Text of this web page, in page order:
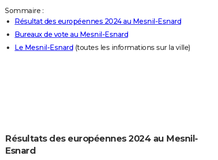
Guides de France
Escapades
Patrimoine
Expositions
Musées
Week-end nature
LIFESTYLE
Art de vivre
Bien-être
Loisirs
Mode
Modes de vie
CARTE DE VOEUX
Carte de Noël
Carte Bonne année
Carte Saint-Valentin
Carte Pâques
Carte d'anniversaire
Sommaire :
Résultat des européennes 2024 au Mesnil-Esnard
Bureaux de vote au Mesnil-Esnard
Le Mesnil-Esnard (toutes les informations sur la ville)
Résultats des européennes 2024 au Mesnil-
Esnard